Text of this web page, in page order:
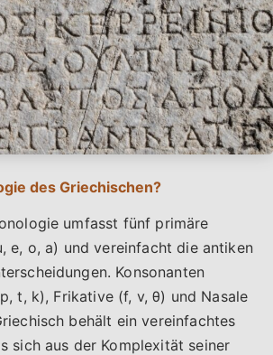
des Griechischen?
umfasst fünf primäre
e, o, a) und vereinfacht die antiken
Konsonanten
t, k), Frikative (f, v, θ) und Nasale
behält ein vereinfachtes
sich aus der Komplexität seiner